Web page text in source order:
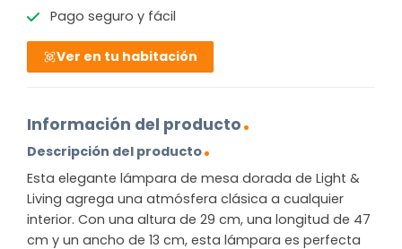
Pago seguro y fácil
Ver en tu habitación
Información del producto
Descripción del producto
Esta elegante lámpara de mesa dorada de Light &
Living agrega una atmósfera clásica a cualquier
interior. Con una altura de 29 cm, una longitud de 47
cm y un ancho de 13 cm, esta lámpara es perfecta